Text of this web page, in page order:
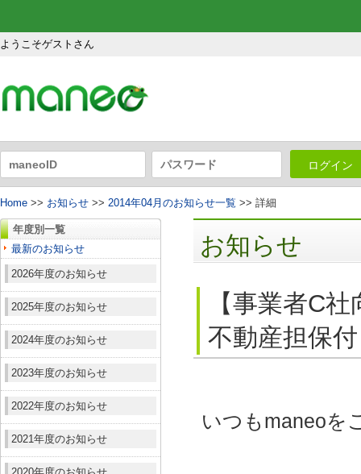
ようこそゲストさん
ログイン
Home >> お知らせ >> 2014年04月のお知らせ一覧 >> 詳細
年度別一覧
最新のお知らせ
2026年度のお知らせ
2025年度のお知らせ
2024年度のお知らせ
2023年度のお知らせ
2022年度のお知らせ
2021年度のお知らせ
お知らせ
【事業者C
不動産担保
いつもmaneoを